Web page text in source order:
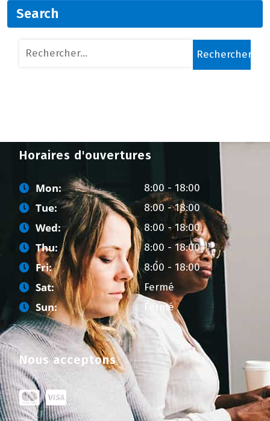
Search
Rechercher :
Horaires d'ouvertures
Mon: 8:00 - 18:00
Tue: 8:00 - 18:00
Wed: 8:00 - 18:00
Thu: 8:00 - 18:00
Fri: 8:00 - 18:00
Sat: Fermé
Sun: Fermé
Nous acceptons